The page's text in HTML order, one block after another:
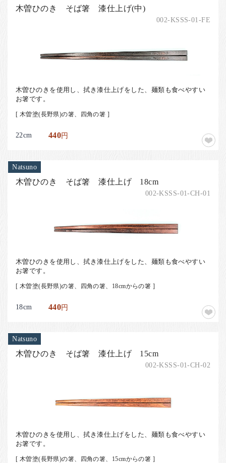
木曽ひのき そば箸 漆仕上げ(中)
002-KSSS-01-FE
木曽ひのきを使用し、拭き漆仕上げをした、麺類も食べやすい
お箸です。
[ 木曽塗(長野県)の箸、四角の箸 ]
22cm 440円
Natsuno
木曽ひのき そば箸 漆仕上げ 18cm
002-KSSS-01-CH-01
木曽ひのきを使用し、拭き漆仕上げをした、麺類も食べやすい
お箸です。
[ 木曽塗(長野県)の箸、四角の箸、18cmからの箸 ]
18cm 440円
Natsuno
木曽ひのき そば箸 漆仕上げ 15cm
002-KSSS-01-CH-02
木曽ひのきを使用し、拭き漆仕上げをした、麺類も食べやすい
お箸です。
[ 木曽塗(長野県)の箸、四角の箸、15cmからの箸 ]